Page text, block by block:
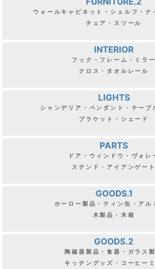
ウォールキャビネット・シェルフ・ナ
チェア・スツール
INTERIOR
フック・フレーム・ミラー
クロス・タオルレール
LIGHTS
シャンデリア・ペンダント・テーブ
ブラケット・シェード
PARTS
ドア・ウィンドウ・ヴォレ
ステンド・アイアンゲート
GOODS.1
ホーロー製品・ティン缶・アル
木製品・木箱
GOODS.2
陶磁器製品・食器・ガラス
キッチングッズ・コーヒー